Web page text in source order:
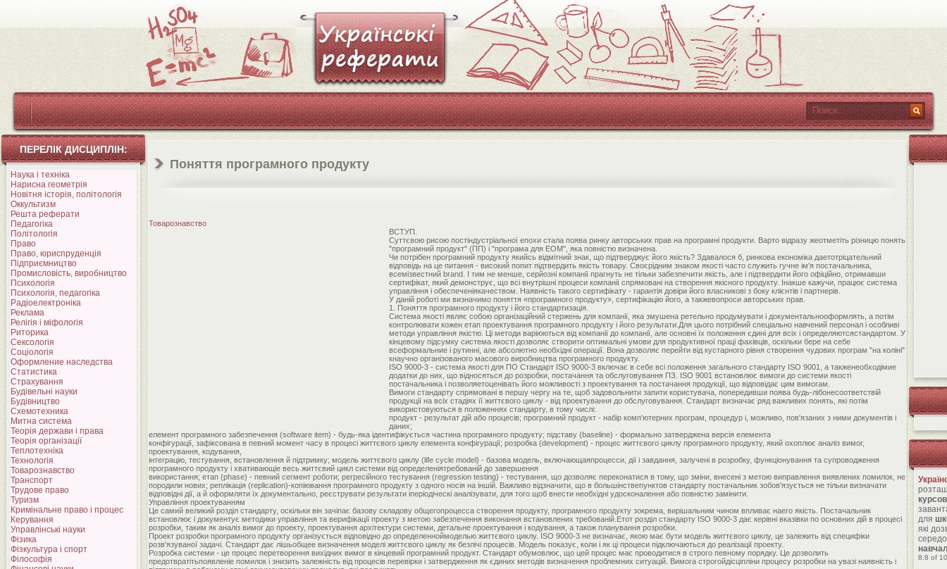
ПЕРЕЛІК ДИСЦИПЛІН:
Наука і техніка
Нарисна геометрія
Новітня історія, політологія
Оккультизм
Решта реферати
Педагогіка
Політологія
Право
Право, юриспруденція
Підприємництво
Промисловість, виробництво
Психологія
Психологія, педагогіка
Радіоелектроніка
Реклама
Релігія і міфологія
Риторика
Сексологія
Соціологія
Оформление наследства
Статистика
Страхування
Будівельні науки
Будівництво
Схемотехника
Митна система
Теорія держави і права
Теорія організації
Теплотехніка
Технологія
Товарознавство
Транспорт
Трудове право
Туризм
Кримінальне право і процес
Керування
Управлінські науки
Фізика
Фізкультура і спорт
Філософія
Поняття програмного продукту
Товарознавство
ВСТУП.
Суттєвою рисою постіндустріальної епохи стала поява ринку авторських прав на програмні продукти. Варто відразу жеотметіть різницю понять
"програмний продукт" (ПП) і "програма для ЕОМ", яка повністю визначена.
Чи потрібен програмний продукту якийсь відмітний знак, що підтверджує його якість? Здавалося б, ринкова економіка даетотріцательний
відповідь на це питання - високий попит підтвердить якість товару. Своєрідним знаком якості часто служить гучне ім'я постачальника,
всемізвестний brand. І тим не менше, серйозні компанії прагнуть не тільки забезпечити якість, але і підтвердити його офіційно, отримавши
сертифікат, який демонструє, що всі внутрішні процеси компанії спрямовані на створення якісного продукту. Інакше кажучи, працює система
управління і обеспеченіякачеством. Наявність такого сертифікату - гарантія довіри його власникові з боку клієнтів і партнерів.
У даній роботі ми визначимо поняття «програмного продукту», сертифікацію його, а такжевопроси авторських прав.
1. Поняття програмного продукту і його стандартизація.
Система якості являє собою організаційний стержень для компанії, яка змушена ретельно продумувати і документальнооформлять, а потім
контролювати кожен етап проектування програмного продукту і його результати.Для цього потрібний спеціально навчений персонал і особливі
методи управління якістю. Ці методи варіюються від компанії до компанії, але основні їх положення єдині для всіх і определяютсястандартом. У
кінцевому підсумку система якості дозволяє створити оптимальні умови для продуктивної праці фахівців, оскільки бере на себе
всеформальние і рутинні, але абсолютно необхідні операції. Вона дозволяє перейти від кустарного рівня створення чудових програм "на коліні"
кнаучно організованого масового виробництва програмного продукту.
ISO 9000-3 - система якості для ПО Стандарт ISO 9000-3 включає в себе всі положення загального стандарту ISO 9001, а такженеобходімие
додатки до них, що відносяться до розробки, постачання та обслуговування ПЗ. ISO 9001 встановлює вимоги до системи якості
постачальника і позволяетоценівать його можливості з проектування та постачання продукції, що відповідає цим вимогам.
Вимоги стандарту спрямовані в першу чергу на те, щоб задовольнити запити користувача, попередивши поява будь-лібонесоответствій
продукції на всіх стадіях її життєвого циклу - від проектування до обслуговування. Стандарт визначає ряд важливих понять, які потім
використовуються в положеннях стандарту, в тому числі:
продукт - результат дій або процесів; програмний продукт - набір комп'ютерних програм, процедур і, можливо, пов'язаних з ними документів і
даних;
елемент програмного забезпечення (software item) - будь-яка ідентифікується частина програмного продукту; підставу (baseline) - формально затверджена версія елемента
конфігурації, зафіксована в певний момент часу в процесі життєвого циклу елемента конфігурації; розробка (development) - процес життєвого циклу програмного продукту, який охоплює аналіз вимог,
проектування, кодування,
інтеграцію, тестування, встановлення й підтримку; модель життєвого циклу (life cycle model) - базова модель, включающаяпроцесси, дії і завдання, залучені в розробку, функціонування та супроводження
програмного продукту і хвативающіе весь життєвий цикл системи від определеніятребованій до завершення
використання; етап (phase) - певний сегмент роботи; регресійного тестування (regression testing) - тестування, що дозволяє переконатися в тому, що зміни, внесені з метою виправлення виявлених помилок, не
породили нових; реплікація (replication)-копіювання програмного продукту з одного носія на іншій. Важливо відзначити, що в большінствепунктов стандарту постачальник зобов'язується не тільки визначати
відповідні дії, а й оформляти їх документально, реєструвати результати іперіодіческі аналізувати, для того щоб внести необхідні удосконалення або повністю замінити.
Управління проектуванням
Це самий великий розділ стандарту, оскільки він зачіпає базову складову общегопроцесса створення продукту, програмного продукту зокрема, вирішальним чином впливає наего якість. Постачальник
встановлює і документує методики управління та верифікації проекту з метою забезпечення виконання встановлених требованій.Етот розділ стандарту ISO 9000-3 дає керівні вказівки по основних дій в процесі
розробки, таким як аналіз вимог до проекту, проектування архітектури системи, детальне проектування і кодування, а також планування розробки.
Проект розробки програмного продукту організується відповідно до определенноймоделью життєвого циклу. ISO 9000-3 не визначає, якою має бути модель життєвого циклу, це залежить від специфіки
розв'язуваної задачі. Стандарт дає лішьобщее визначення моделі життєвого циклу як безлічі процесів. Модель показує, коли і як ці процеси підключаються до реалізації проекту.
Розробка системи - це процес перетворення вихідних вимог в кінцевий програмний продукт. Стандарт обумовлює, що цей процес має проводитися в строго певному порядку. Це дозволить
предотвратітьпоявленіе помилок і знизить залежність від процесів перевірки і затвердження як єдиних методів визначення проблемних ситуацій. Вимога строгойдісціпліни процесу розробки на увазі наявність і
для
які
8.8 of 10